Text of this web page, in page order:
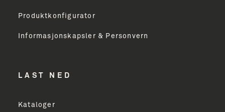
Produktkonfigurator
Informasjonskapsler & Personvern
LAST NED
Kataloger